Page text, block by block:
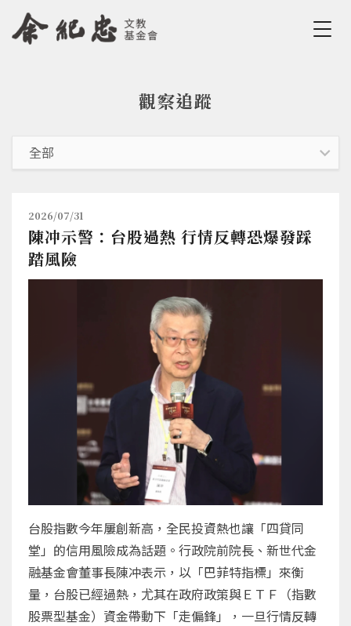
Jump to Navigation
Jump to Main content
觀察追蹤
2026/07/31
陳冲示警：台股過熱 行情反轉恐爆發踩
踏風險
台股指數今年屢創新高，全民投資熱也讓「四貸同
堂」的信用風險成為話題。行政院前院長、新世代金
融基金會董事長陳冲表示，以「巴菲特指標」來衡
量，台股已經過熱，尤其在政府政策與ＥＴＦ（指數
股票型基金）資金帶動下「走偏鋒」，一旦行情反轉